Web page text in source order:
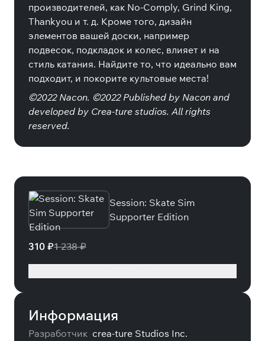
производителей, как No-Comply, Grind King,
Thankyou и т. д. Кроме того, дизайн
элементов вашей доски, например
подвесок, подкладок и колес, влияет и на
стиль катания. Найдите то, что идеально вам
подходит, и покорите культовые места!
©2022 Nacon. ©2022 Published by Nacon and
developed by Crea-ture studios. All rights
reserved.
Session: Skate Sim
Supporter Edition
310 ₽1 238 ₽
Информация
Разработчик crea-ture Studios Inc.